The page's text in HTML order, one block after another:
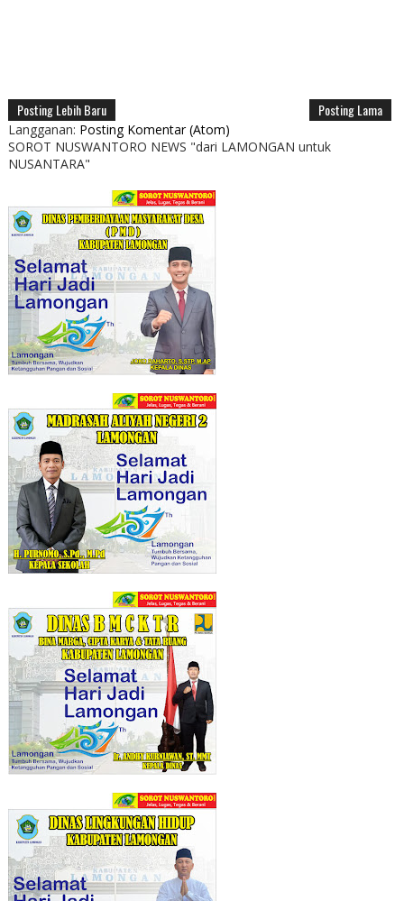
Posting Lebih Baru Posting Lama
Langganan: Posting Komentar (Atom)
SOROT NUSWANTORO NEWS "dari LAMONGAN untuk
NUSANTARA"